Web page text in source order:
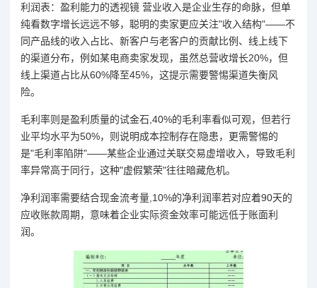
利润表：盈利能力的透视镜 营业收入是企业生存的命脉，但单
纯看数字增长远远不够，聪明的卖家更应关注"收入结构"——不
同产品线的收入占比、新客户与老客户的贡献比例、线上线下
的渠道分布，例如某电商卖家发现，虽然总营收增长20%，但
线上渠道占比从60%降至45%，这提示需要警惕渠道失衡风
险。
毛利率则是盈利质量的试金石,40%的毛利率看似可观，但若行
业平均水平为50%，则说明成本控制存在隐患，更需警惕的
是"毛利率陷阱"——某些企业通过关联交易虚增收入，导致毛利
率异常高于同行，这种"虚假繁荣"往往暗藏危机。
净利润率需要结合现金流考量,10%的净利润率若对应着90天的
应收账款周期，意味着企业实际资金效率可能远低于账面利
润。